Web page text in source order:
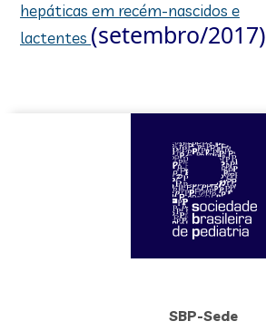
hepáticas em recém-nascidos e
lactentes (setembro/2017)
SBP-Sede